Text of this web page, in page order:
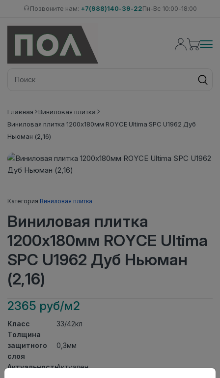
Позвоните нам: +7(988)140-39-22Пн-Вс 10:00-18:00
Главная
Виниловая плитка
Виниловая плитка 1200x180мм ROYCE Ultima SPC U1962 Дуб
Ньюман (2,16)
Категория:Виниловая плитка
Виниловая плитка
1200x180мм ROYCE Ultima
SPC U1962 Дуб Ньюман
(2,16)
2365 руб/м2
Класс
33/42кл
Толщина
защитного
слоя
0,3мм
АктуальностьАктуален